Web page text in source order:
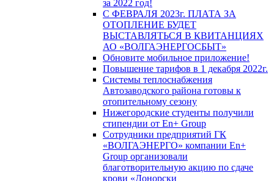
за 2022 год!
С ФЕВРАЛЯ 2023г. ПЛАТА ЗА
ОТОПЛЕНИЕ БУДЕТ
ВЫСТАВЛЯТЬСЯ В КВИТАНЦИЯХ
АО «ВОЛГАЭНЕРГОСБЫТ»
Обновите мобильное приложение!
Повышение тарифов в 1 декабря 2022г.
Системы теплоснабжения
Автозаводского района готовы к
отопительному сезону
Нижегородские студенты получили
стипендии от En+ Group
Сотрудники предприятий ГК
«ВОЛГАЭНЕРГО» компании En+
Group организовали
благотворительную акцию по сдаче
крови «Донорски